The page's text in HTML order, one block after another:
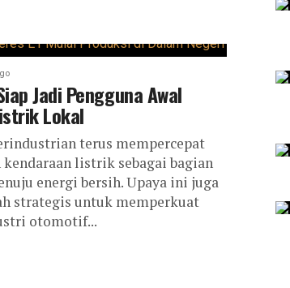
Jadi Pengguna Awal
Lokal
terus mempercepat
kendaraan listrik sebagai bagian
energi bersih. Upaya ini juga
strategis untuk memperkuat
otomotif...